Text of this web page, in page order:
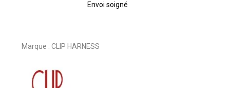
Envoi soigné
Marque : CLIP HARNESS